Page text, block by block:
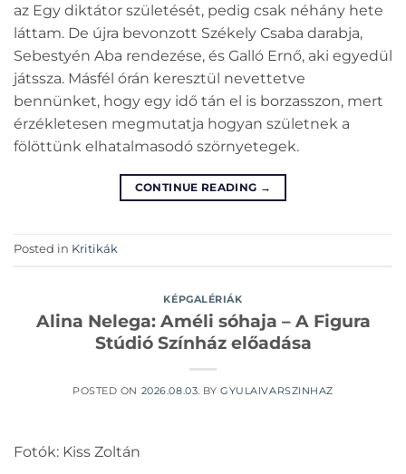
az Egy diktátor születését, pedig csak néhány hete
láttam. De újra bevonzott Székely Csaba darabja,
Sebestyén Aba rendezése, és Galló Ernő, aki egyedül
játssza. Másfél órán keresztül nevettetve
bennünket, hogy egy idő tán el is borzasszon, mert
érzékletesen megmutatja hogyan születnek a
fölöttünk elhatalmasodó szörnyetegek.
CONTINUE READING →
Posted in Kritikák
KÉPGALÉRIÁK
Alina Nelega: Améli sóhaja – A Figura
Stúdió Színház előadása
POSTED ON 2026.08.03. BYGYULAIVARSZINHAZ
Fotók: Kiss Zoltán